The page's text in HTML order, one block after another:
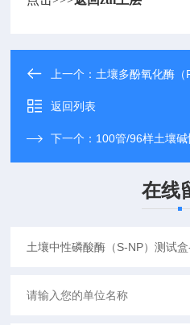
上一个： 土壤多酚氧化酶（
返回列表
下一个： 100管/96样土壤碱性磷酸酶
在线